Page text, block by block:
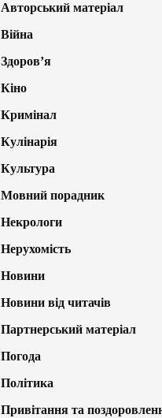
Авторський матеріал
Війна
Здоров’я
Кіно
Кримінал
Кулінарія
Культура
Мовний порадник
Некрологи
Нерухомість
Новини
Новини від читачів
Партнерський матеріал
Погода
Політика
Привітання та